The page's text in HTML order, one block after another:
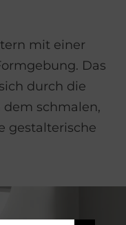
mit einer
Das
durch die
schmalen,
gestalterische